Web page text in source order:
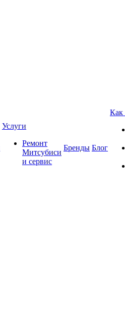
Услуги
Ремонт
Митсубиси
и сервис
Бренды Блог
Как